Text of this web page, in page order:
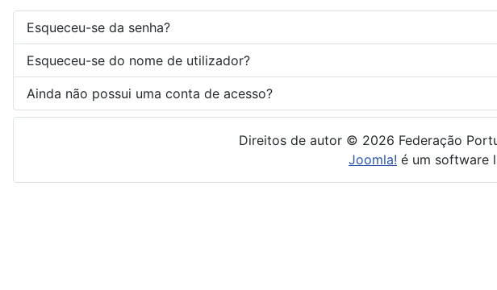
Esqueceu-se da senha?
Esqueceu-se do nome de utilizador?
Ainda não possui uma conta de acesso?
Direitos de autor © 2026 Federação
Joomla! é um software